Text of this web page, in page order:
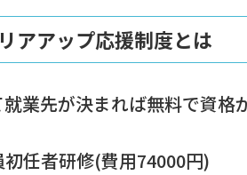
アアップ応援制度とは
業先が決まれば無料で資格
任者研修(費用74000円)